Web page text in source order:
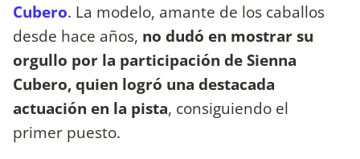
Cubero. La modelo, amante de los caballos
desde hace años, no dudó en mostrar su
orgullo por la participación de Sienna
Cubero, quien logró una destacada
actuación en la pista, consiguiendo el
primer puesto.